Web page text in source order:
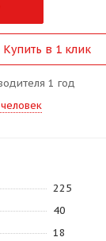
Купить в 1 клик
1 год
225
40
18